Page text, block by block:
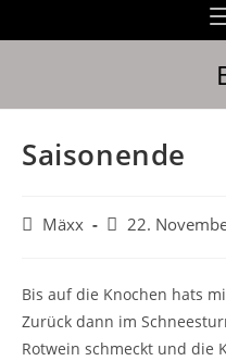
Saisonende
Mäxx 22.
Bis auf die Knochen hats
Zurück dann im
Rotwein schmeckt und die